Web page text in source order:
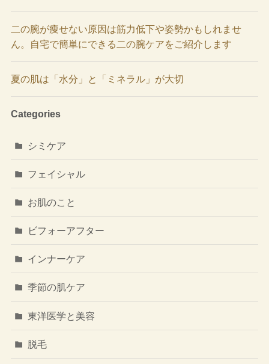
二の腕が痩せない原因は筋力低下や姿勢かもしれませ
ん。自宅で簡単にできる二の腕ケアをご紹介します
夏の肌は「水分」と「ミネラル」が大切
Categories
シミケア
フェイシャル
お肌のこと
ビフォーアフター
インナーケア
季節の肌ケア
東洋医学と美容
脱毛